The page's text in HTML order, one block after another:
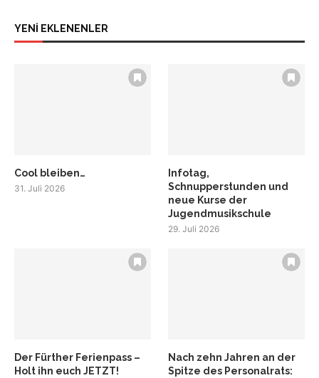
YENİ EKLENENLER
Cool bleiben…
31. Juli 2026
Infotag,
Schnupperstunden und
neue Kurse der
Jugendmusikschule
29. Juli 2026
Der Fürther Ferienpass –
Holt ihn euch JETZT!
Nach zehn Jahren an der
Spitze des Personalrats: